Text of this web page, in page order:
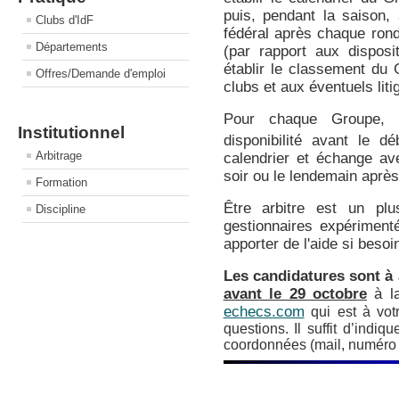
Clubs d'IdF
Départements
Offres/Demande d'emploi
Institutionnel
Arbitrage
Formation
Discipline
puis, pendant la
fédéral après chaque
(par rapport aux
établir le classement du
clubs et aux éventuels
Pour chaque
disponibilité avant le
calendrier et échange
soir ou le lendemain
Être arbitre est un
gestionnaires
apporter de l'aide si
Les candidatures sont
avant le 29 octobreà la
echecs.com qui est à
questions. Il suffit
coordonnées (mail,